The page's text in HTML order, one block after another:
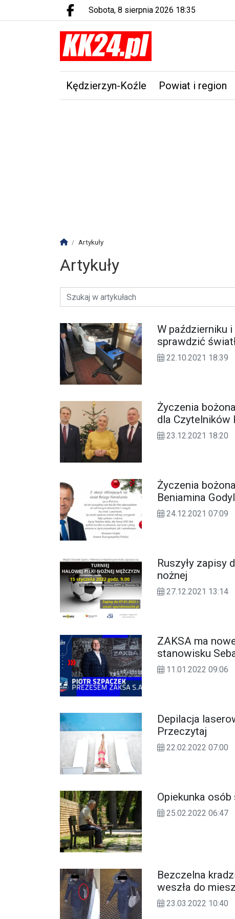
Facebook.com
sobota, 8 sierpnia 2026 18:35
Kędzierzyn-Koźle Powiat i region
Strona główna
Artykuły
Artykuły
W październiku
sprawdzić
22.10.2021 18:39
Życzenia
dla Czytelników
23.12.2021 18:20
Życzenia
Beniamina
24.12.2021 07:09
Ruszyły zapisy
nożnej
27.12.2021 13:14
ZAKSA ma
stanowisku
11.01.2022 09:06
Depilacja
Przeczytaj
22.02.2022 07:00
Opiekunka
25.02.2022 06:47
Bezczelna
weszła do
laptopa
23.03.2022 10:40